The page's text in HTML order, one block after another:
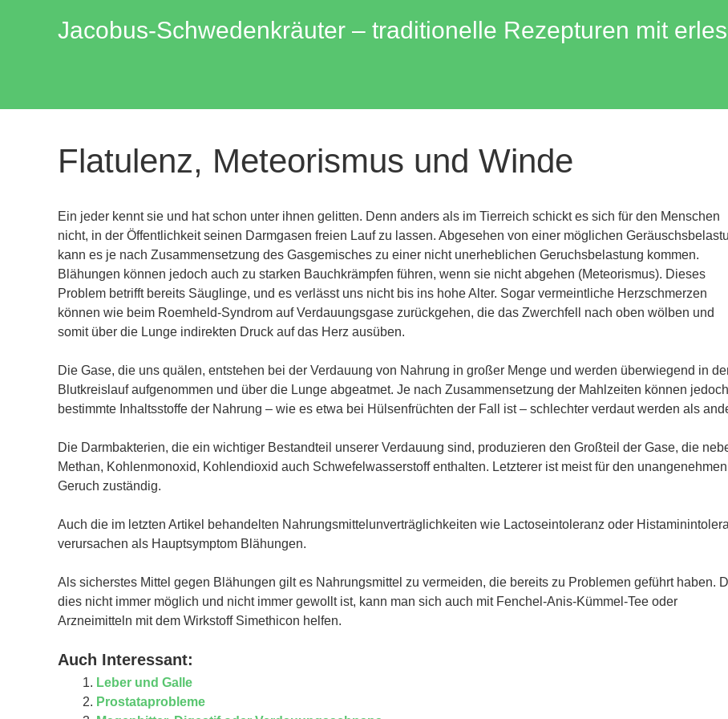
Jacobus-Schwedenkräuter – traditionelle Rezepturen mit
Flatulenz, Meteorismus und Winde
Ein jeder kennt sie und hat schon unter ihnen gelitten. Denn anders als im Tierreich schickt es sich für den Menschen
nicht, in der Öffentlichkeit seinen Darmgasen freien Lauf zu lassen. Abgesehen von einer möglichen
kann es je nach Zusammensetzung des Gasgemisches zu einer nicht unerheblichen Geruchsbelastung kommen.
Blähungen können jedoch auch zu starken Bauchkrämpfen führen, wenn sie nicht abgehen (Meteorismus). Dieses
Problem betrifft bereits Säuglinge, und es verlässt uns nicht bis ins hohe Alter. Sogar vermeintliche Herzschmerzen
können wie beim Roemheld-Syndrom auf Verdauungsgase zurückgehen, die das Zwerchfell nach oben wölben und
somit über die Lunge indirekten Druck auf das Herz ausüben.
Die Gase, die uns quälen, entstehen bei der Verdauung von Nahrung in großer Menge und werden überwiegend in
Blutkreislauf aufgenommen und über die Lunge abgeatmet. Je nach Zusammensetzung der Mahlzeiten können jedoch
bestimmte Inhaltsstoffe der Nahrung – wie es etwa bei Hülsenfrüchten der Fall ist – schlechter verdaut werden als
Die Darmbakterien, die ein wichtiger Bestandteil unserer Verdauung sind, produzieren den Großteil der Gase, die
Methan, Kohlenmonoxid, Kohlendioxid auch Schwefelwasserstoff enthalten. Letzterer ist meist für den unangenehmen
Geruch zuständig.
Auch die im letzten Artikel behandelten Nahrungsmittelunverträglichkeiten wie Lactoseintoleranz oder
verursachen als Hauptsymptom Blähungen.
Als sicherstes Mittel gegen Blähungen gilt es Nahrungsmittel zu vermeiden, die bereits zu Problemen geführt haben.
dies nicht immer möglich und nicht immer gewollt ist, kann man sich auch mit Fenchel-Anis-Kümmel-Tee oder
Arzneimitteln mit dem Wirkstoff Simethicon helfen.
Auch Interessant:
Leber und Galle
Prostataprobleme